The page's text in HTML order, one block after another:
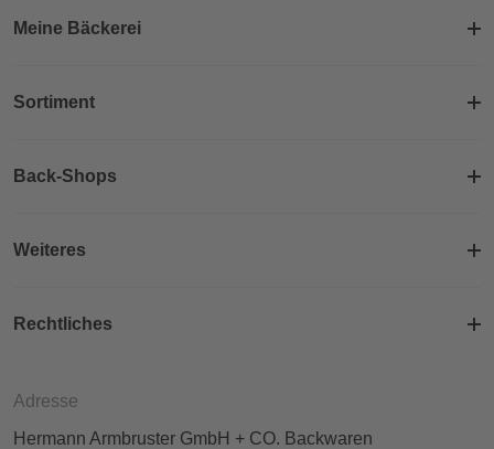
Meine Bäckerei
Sortiment
Back-Shops
Weiteres
Rechtliches
Adresse
Hermann Armbruster GmbH + CO. Backwaren